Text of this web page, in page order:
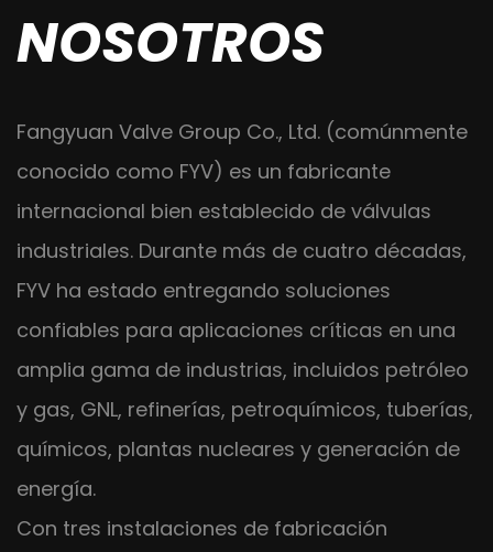
NOSOTROS
Fangyuan Valve Group Co., Ltd. (comúnmente
conocido como FYV) es un fabricante
internacional bien establecido de válvulas
industriales. Durante más de cuatro décadas,
FYV ha estado entregando soluciones
confiables para aplicaciones críticas en una
amplia gama de industrias, incluidos petróleo
y gas, GNL, refinerías, petroquímicos, tuberías,
químicos, plantas nucleares y generación de
energía.
Con tres instalaciones de fabricación